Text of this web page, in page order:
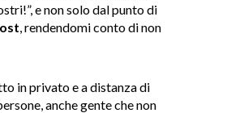
e non solo dal punto di
, rendendomi conto di non
in privato e a distanza di
anche gente che non